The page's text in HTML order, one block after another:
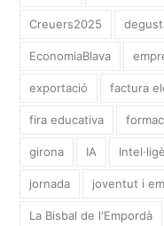
Creuers2025
EconomiaBlava
exportació factura
fira educativa
girona IA
jornada joventut i
La Bisbal de l'Empordà